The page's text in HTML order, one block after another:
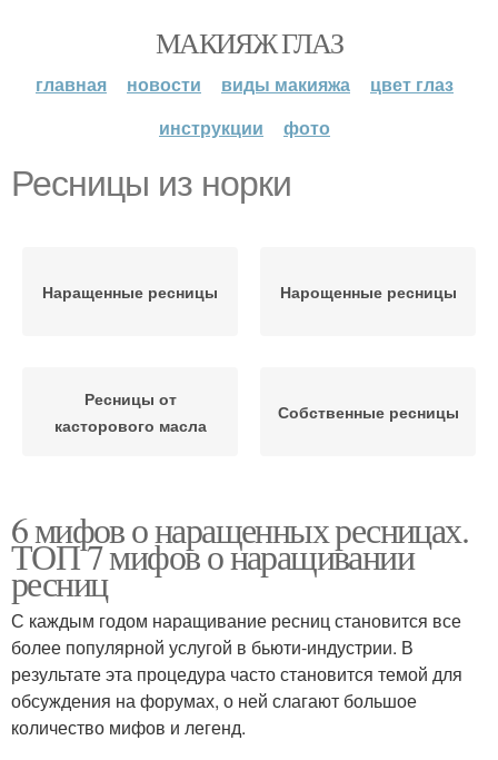
МАКИЯЖ ГЛАЗ
главная новости виды макияжа
цвет глаз
инструкции
фото
Ресницы из норки
Наращенные ресницы Нарощенные ресницы
Ресницы от
касторового масла
Собственные ресницы
6 мифов о наращенных ресницах.
ТОП 7 мифов о наращивании
ресниц
С каждым годом наращивание ресниц становится все
более популярной услугой в бьюти-индустрии. В
результате эта процедура часто становится темой для
обсуждения на форумах, о ней слагают большое
количество мифов и легенд.